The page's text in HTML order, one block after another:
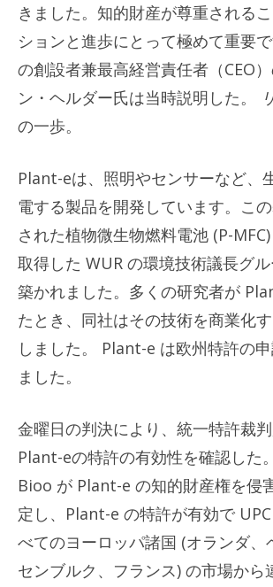
きました。知的財産が尊重される
ションと進歩にとって極めて重要
の創設者兼最高経営責任者（CEO
ン・ヘルダー氏は当時説明した。
の一歩。
Plant-eは、照明やセンサーなど、
電する製品を開発しています。こ
された植物微生物燃料電池 (P-
取得した WUR の環境技術議長グ
築かれました。多くの研究者が
たとき、同社はその技術を商業化
しました。 Plant-e は欧州特許の
ました。
金曜日の判決により、統一特許裁
Plant-eの特許の有効性を確認した
Bioo が Plant-e の知的財産権を侵
定し、Plant-e の特許が有効で
べてのヨーロッパ諸国 (オランダ、
センブルク、フランス) の市場から